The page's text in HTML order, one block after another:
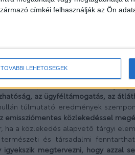
címkéi felhasználják az Ön
TOVÁBBI LEHETŐSÉGEK
szolgáltatásokat.
való hatékonyabb integrálással is
általában a vezetés során
semleges vagy a
tartoznak azok a tapasztalatok is,
képviselő üzleti
az ügyféltámogatás, az
túlmutató eredmények
emissziómentes közlekedéssel
ha a közlekedés alapvető tárgyi
és társadalmi
igyekszik megtervezni, hogy azzal